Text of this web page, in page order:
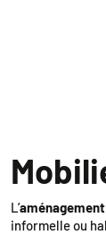
L’
informelle ou